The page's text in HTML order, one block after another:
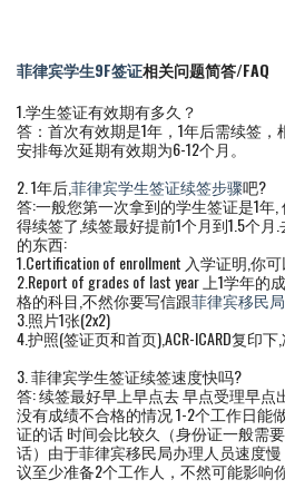
菲律宾学生9F签证相关问题简答/FAQ
1.学生签证有效期有多久？
答：首次有效期是1年，1年后需续签
安排每次延期有效期为6-12个月。
2. 1年后,菲律宾学生签证续签步骤吧?
答:一般您第一次拿到的学生签证是1年
得续签了,续签最好提前1个月到1.5个
的东西:
1.Certification of enrollment 入学证明,你
2.Report of grades of last year 上1学年
格的科目,不然你要写信跟菲律宾移民局
3.照片1张(2x2)
4.护照(签证页和首页),ACR-ICARD复印下
3. 菲律宾学生签证续签速度快吗?
答: 续签最好早上早点去 早点受理早
没有成绩不合格的情况 1-2个工作日能
证的话 时间会比较久（身份证一般需
话）由于菲律宾移民局办理人员速度
议至少准备2个工作人，不然可能影响